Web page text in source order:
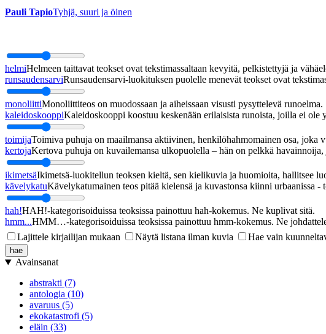
Pauli TapioTyhjä, suuri ja öinen
helmiHelmeen taittavat teokset ovat tekstimassaltaan kevyitä, pelkistettyjä ja
runsaudensarviRunsaudensarvi-luokituksen puolelle menevät teokset ovat
monoliittiMonoliittiteos on muodossaan ja aiheissaan visusti pysyttelevä runoelma.
kaleidoskooppiKaleidoskooppi koostuu keskenään erilaisista runoista, joilla ei ole
toimijaToimiva puhuja on maailmansa aktiivinen, henkilöhahmomainen osa, joka
kertojaKertova puhuja on kuvailemansa ulkopuolella – hän on pelkkä
ikimetsäIkimetsä-luokitellun teoksen kieltä, sen kielikuvia ja huomioita, hallitsee
kävelykatuKävelykatumainen teos pitää kielensä ja kuvastonsa kiinni urbaanissa -
hah!HAH!-kategorisoiduissa teoksissa painottuu hah-kokemus. Ne kuplivat sitä.
hmm...HMM…-kategorisoiduissa teoksissa painottuu hmm-kokemus. Ne
Lajittele kirjailijan mukaan
Näytä listana ilman kuvia Hae vain
Avainsanat
abstrakti (7)
antologia (10)
avaruus (5)
ekokatastrofi (5)
eläin (33)